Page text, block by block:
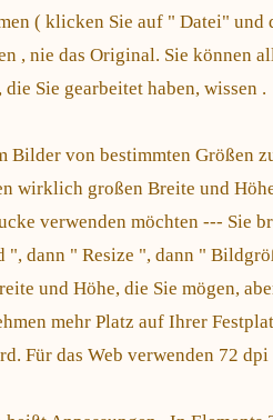
( klicken Sie auf " Datei" und
, nie das Original. Sie können
Sie gearbeitet haben, wissen .
von bestimmten Größen
wirklich großen Breite und
verwenden möchten --- Sie
dann " Resize ", dann "
und Höhe, die Sie mögen,
mehr Platz auf Ihrer
Für das Web verwenden 72 dpi